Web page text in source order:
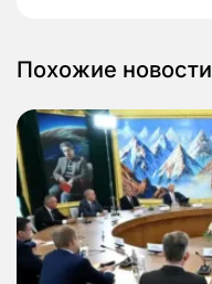
Похожие новости